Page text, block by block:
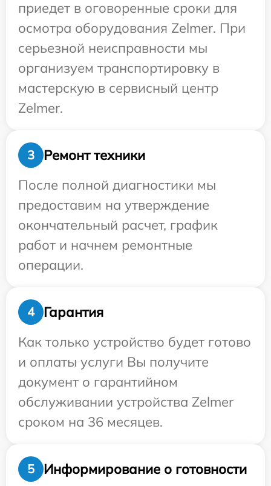
приедет в оговоренные сроки для
осмотра оборудования Zelmer. При
серьезной неисправности мы
организуем транспортировку в
мастерскую в сервисный центр
Zelmer.
3
Ремонт техники
После полной диагностики мы
предоставим на утверждение
окончательный расчет, график
работ и начнем ремонтные
операции.
4
Гарантия
Как только устройство будет готово
и оплаты услуги Вы получите
документ о гарантийном
обслуживании устройства Zelmer
сроком на 36 месяцев.
5
Информирование о готовности